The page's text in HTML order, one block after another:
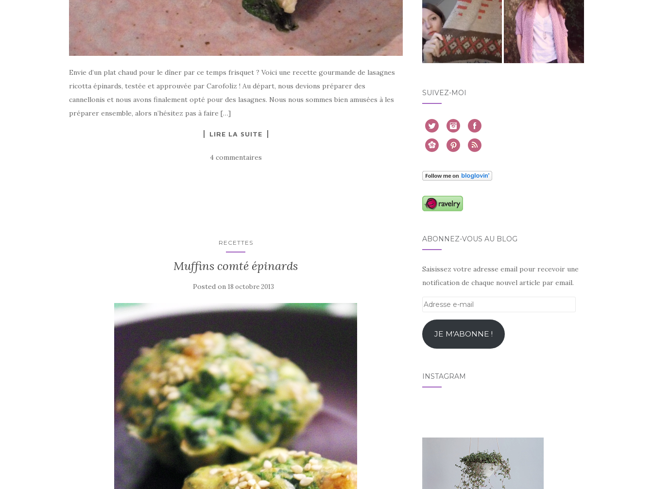
Envie d’un plat chaud pour le dîner par ce temps frisquet ? Voici une recette gourmande de lasagnes
ricotta épinards, testée et approuvée par Carofoliz ! Au départ, nous devions préparer des
cannellonis et nous avons finalement opté pour des lasagnes. Nous nous sommes bien amusées à les
préparer ensemble, alors n’hésitez pas à faire […]
LIRE LA SUITE
4 commentaires
RECETTES
Muffins comté épinards
Posted on 18 octobre 2013
SUIVEZ-MOI
ABONNEZ-VOUS AU BLOG
Saisissez votre adresse email pour recevoir une
notification de chaque nouvel article par email.
Adresse
mailJE M'ABONNE !
INSTAGRAM